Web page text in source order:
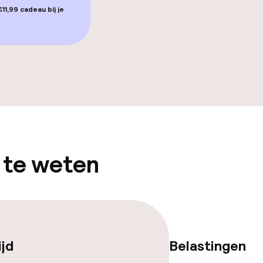
cadeau bij je
te weten
Belastingen